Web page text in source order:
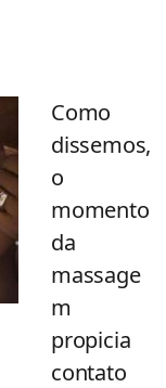
Como
dissemos,
o
momento
da
massage
m
propicia
contato